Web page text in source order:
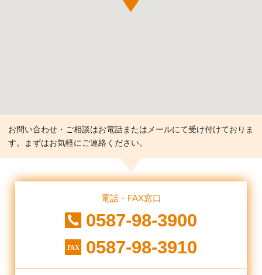
お問い合わせ・ご相談はお電話またはメールにて受け付けておりま
す。まずはお気軽にご連絡ください。
電話・FAX窓口
0587-98-3900
0587-98-3910